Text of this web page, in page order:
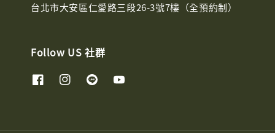
台北市大安區仁愛路三段26-3號7樓（全預約制）
Follow US 社群